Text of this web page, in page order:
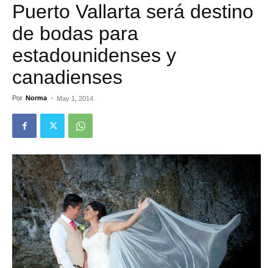
Puerto Vallarta será destino
de bodas para
estadounidenses y
canadienses
Por Norma - May 1, 2014